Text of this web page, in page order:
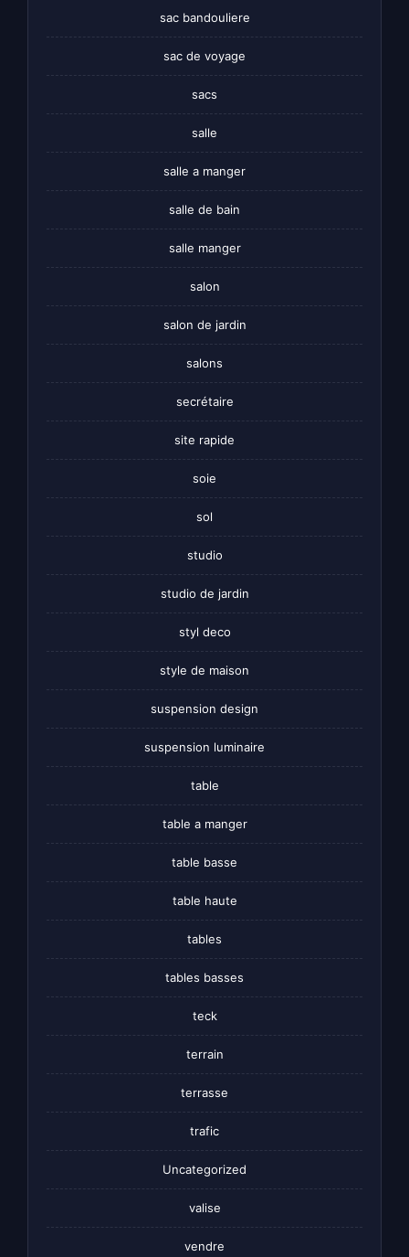
sac bandouliere
sac de voyage
sacs
salle
salle a manger
salle de bain
salle manger
salon
salon de jardin
salons
secrétaire
site rapide
soie
sol
studio
studio de jardin
styl deco
style de maison
suspension design
suspension luminaire
table
table a manger
table basse
table haute
tables
tables basses
teck
terrain
terrasse
trafic
Uncategorized
valise
vendre